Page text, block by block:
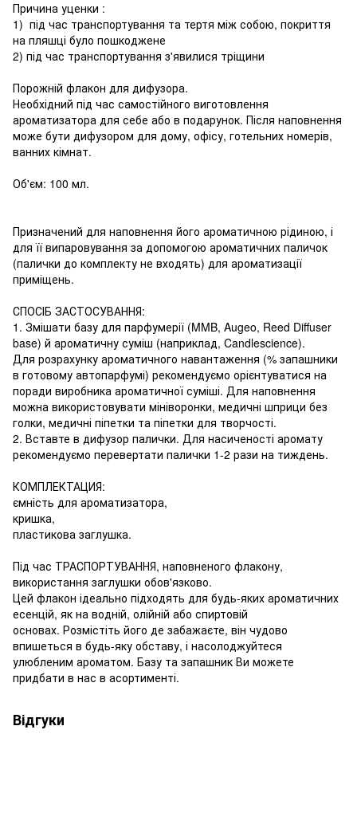
Причина уценки :
1) під час транспортування та тертя між собою, покриття
на пляшці було пошкоджене
2) під час транспортування з'явилися тріщини
Порожній флакон для дифузора.
Необхідний під час самостійного виготовлення
ароматизатора для себе або в подарунок. Після наповнення
може бути дифузором для дому, офісу, готельних номерів,
ванних кімнат.
Об'єм: 100 мл.
Призначений для наповнення його ароматичною рідиною, і
для її випаровування за допомогою ароматичних паличок
(палички до комплекту не входять) для ароматизації
приміщень.
СПОСІБ ЗАСТОСУВАННЯ:
1. Змішати базу для парфумерії (MMB, Augeo, Reed Diffuser
base) й ароматичну суміш (наприклад, Candlescience).
Для розрахунку ароматичного навантаження (% запашники
в готовому автопарфумі) рекомендуємо орієнтуватися на
поради виробника ароматичної суміші. Для наповнення
можна використовувати мініворонки, медичні шприци без
голки, медичні піпетки та піпетки для творчості.
2. Вставте в дифузор палички. Для насиченості аромату
рекомендуємо перевертати палички 1-2 рази на тиждень.
КОМПЛЕКТАЦИЯ:
ємність для ароматизатора,
кришка,
пластикова заглушка.
Під час ТРАСПОРТУВАННЯ, наповненого флакону,
використання заглушки обов'язково.
Цей флакон ідеально підходять для будь-яких ароматичних
есенцій, як на водній, олійній або спиртовій
основах. Розмістіть його де забажаєте, він чудово
впишеться в будь-яку обставу, і насолоджуйтеся
улюбленим ароматом. Базу та запашник Ви можете
придбати в нас в асортименті.
Відгуки